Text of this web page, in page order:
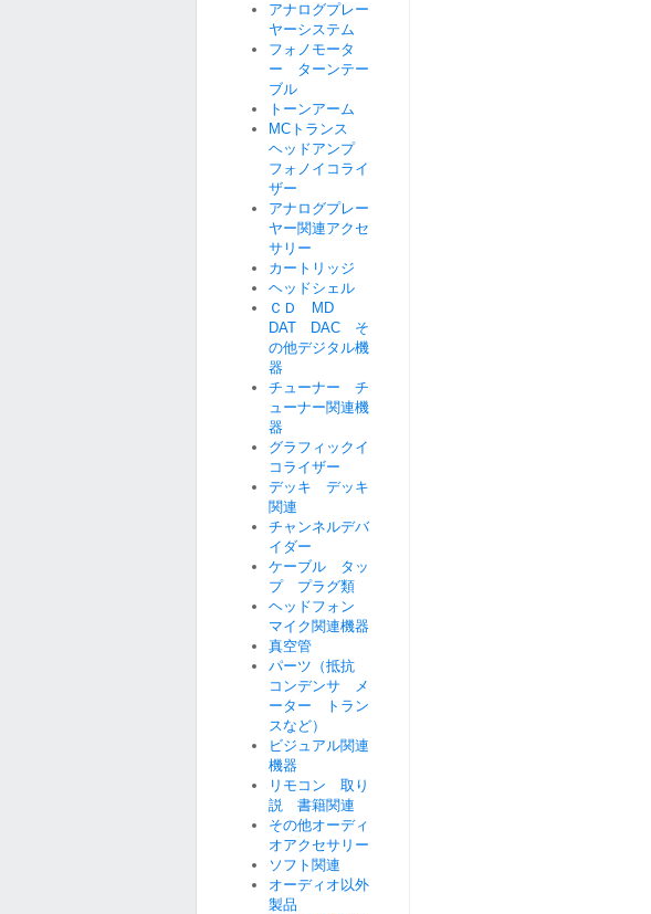
アナログプレー
ヤーシステム
フォノモータ
ー ターンテー
ブル
トーンアーム
MCトランス
ヘッドアンプ
フォノイコライ
ザー
アナログプレー
ヤー関連アクセ
サリー
カートリッジ
ヘッドシェル
ＣＤ MD
DAT DAC そ
の他デジタル機
器
チューナー チ
ューナー関連機
器
グラフィックイ
コライザー
デッキ デッキ
関連
チャンネルデバ
イダー
ケーブル タッ
プ プラグ類
ヘッドフォン
マイク関連機器
真空管
パーツ（抵抗
コンデンサ メ
ーター トラン
スなど）
ビジュアル関連
機器
リモコン 取り
説 書籍関連
その他オーディ
オアクセサリー
ソフト関連
オーディオ以外
製品